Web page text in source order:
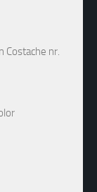
Costache nr.